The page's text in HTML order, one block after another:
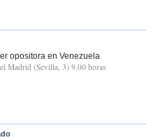
opositora en Venezuela
Madrid (Sevilla, 3) 9.00 horas